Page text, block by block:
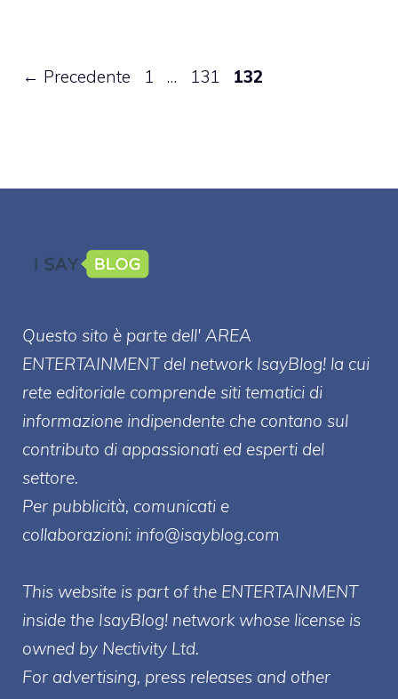
← Precedente Pagina
1 … Pagina
131 Pagina
132
Questo sito è parte dell' AREA
ENTERTAINMENT del network IsayBlog! la cui
rete editoriale comprende siti tematici di
informazione indipendente che contano sul
contributo di appassionati ed esperti del
settore.
Per pubblicità, comunicati e
collaborazioni: info@isayblog.com
This website is part of the ENTERTAINMENT
inside the IsayBlog! network whose license is
owned by Nectivity Ltd.
For advertising, press releases and other